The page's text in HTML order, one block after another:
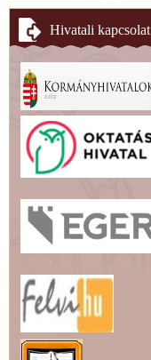
Hivatali kapcsolat